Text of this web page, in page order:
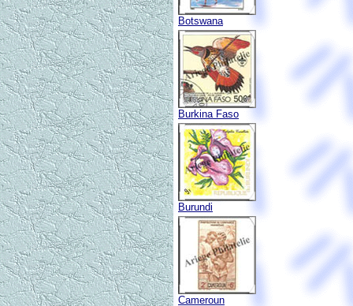
Botswana
Burkina Faso
Burundi
Cameroun